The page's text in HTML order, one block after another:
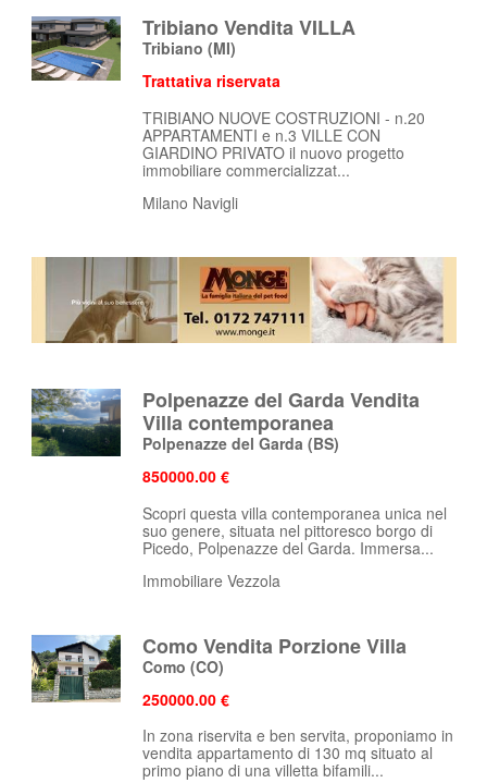
Tribiano Vendita VILLA
Tribiano (MI)
Trattativa riservata
TRIBIANO NUOVE COSTRUZIONI - n.20
APPARTAMENTI e n.3 VILLE CON
GIARDINO PRIVATO il nuovo progetto
immobiliare commercializzat...
Milano Navigli
Polpenazze del Garda Vendita
Villa contemporanea
Polpenazze del Garda (BS)
850000.00 €
Scopri questa villa contemporanea unica nel
suo genere, situata nel pittoresco borgo di
Picedo, Polpenazze del Garda. Immersa...
Immobiliare Vezzola
Como Vendita Porzione Villa
Como (CO)
250000.00 €
In zona riservita e ben servita, proponiamo in
vendita appartamento di 130 mq situato al
primo piano di una villetta bifamili...